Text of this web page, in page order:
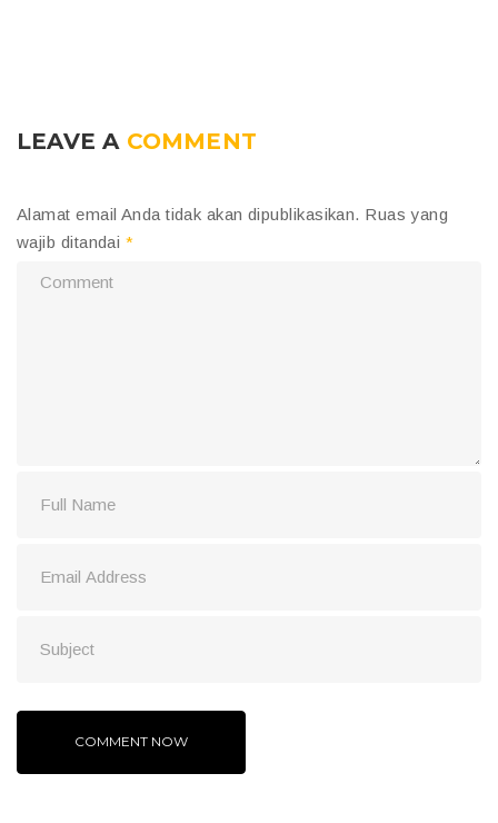
LEAVE A COMMENT
Alamat email Anda tidak akan dipublikasikan. Ruas yang
wajib ditandai *